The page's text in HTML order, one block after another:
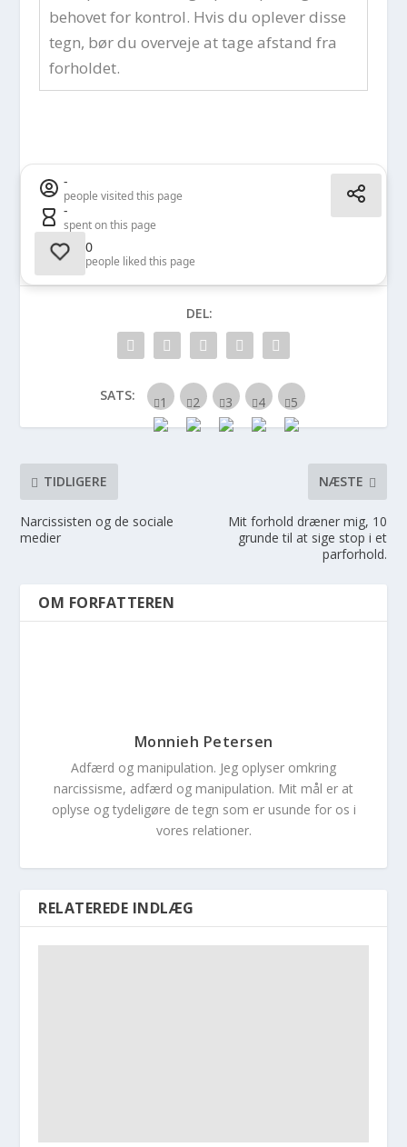
behovet for kontrol. Hvis du oplever disse
tegn, bør du overveje at tage afstand fra
forholdet.
-
people visited this page
-
spent on this page
0
people liked this page
DEL:
SATS:
TIDLIGERE
Narcissisten og de sociale
medier
NÆSTE
Mit forhold dræner mig, 10
grunde til at sige stop i et
parforhold.
OM FORFATTEREN
Monnieh Petersen
Adfærd og manipulation. Jeg oplyser omkring
narcissisme, adfærd og manipulation. Mit mål er at
oplyse og tydeligøre de tegn som er usunde for os i
vores relationer.
RELATEREDE INDLÆG